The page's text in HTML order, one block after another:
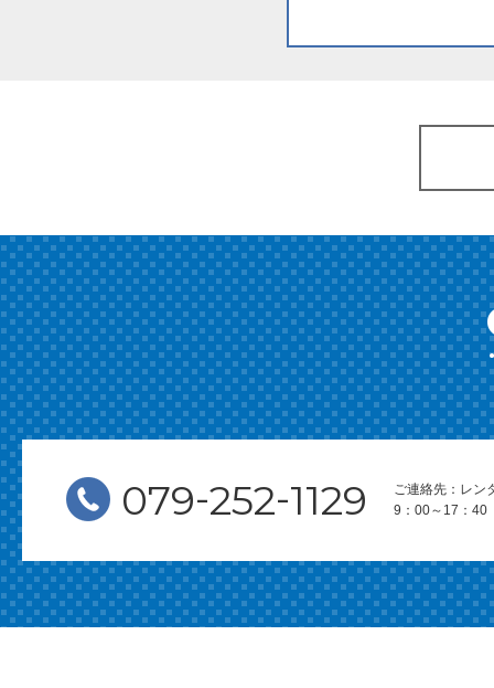
079-252-1129
ご連絡先：レン
9：00～17：